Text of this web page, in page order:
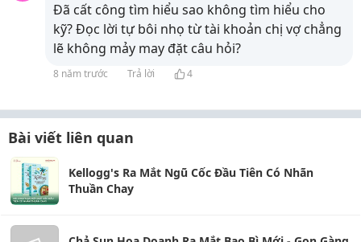
Đã cất công tìm hiểu sao không tìm hiểu cho
kỹ? Đọc lời tự bôi nhọ từ tài khoản chị vợ chẳng
lẽ không mảy may đặt câu hỏi?
8 năm trước Trả lời 4
Bài viết liên quan
Kellogg's Ra Mắt Ngũ Cốc Đầu Tiên Có Nhãn
Thuần Chay